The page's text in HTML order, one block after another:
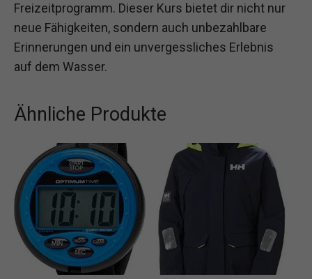
Freizeitprogramm. Dieser Kurs bietet dir nicht nur
neue Fähigkeiten, sondern auch unbezahlbare
Erinnerungen und ein unvergessliches Erlebnis
auf dem Wasser.
Ähnliche Produkte